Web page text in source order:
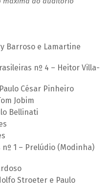
Barroso e Lamartine
nº 4 – Heitor Villa-
César Pinheiro
Jobim
Bellinati
1 – Prelúdio (Modinha)
Stroeter e Paulo